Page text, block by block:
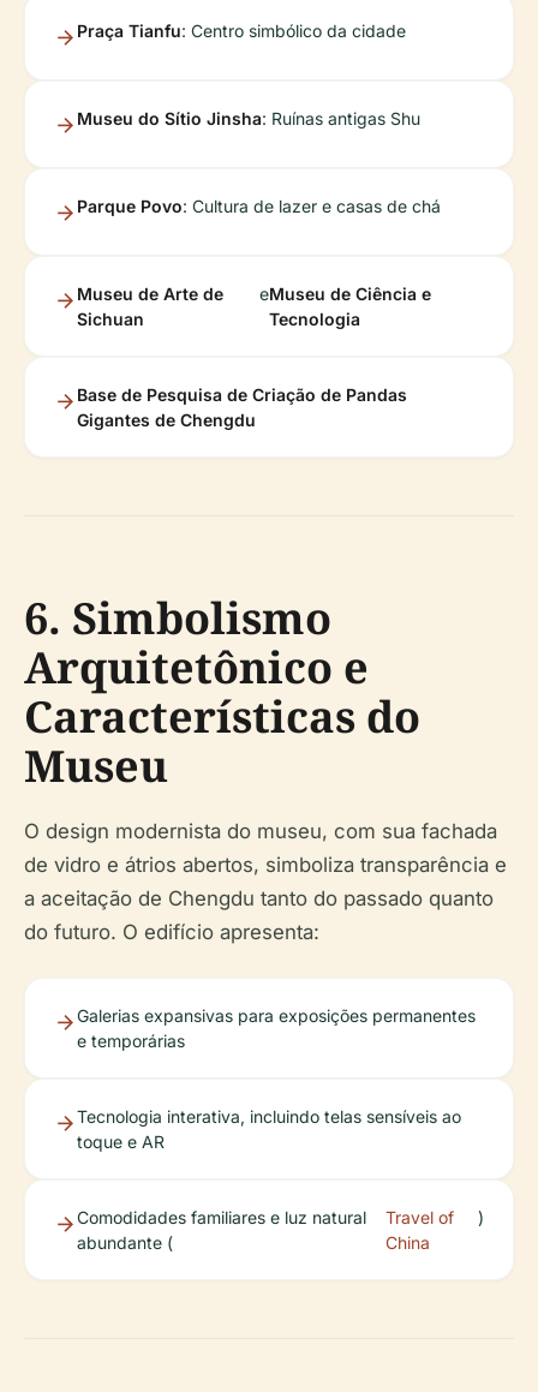
Praça Tianfu: Centro simbólico da cidade
Museu do Sítio Jinsha: Ruínas antigas Shu
Parque Povo: Cultura de lazer e casas de chá
Museu de Arte de
Sichuan
eMuseu de Ciência e
Tecnologia
Base de Pesquisa de Criação de Pandas
Gigantes de Chengdu
6. Simbolismo
Arquitetônico e
Características do
Museu
O design modernista do museu, com sua fachada
de vidro e átrios abertos, simboliza transparência e
a aceitação de Chengdu tanto do passado quanto
do futuro. O edifício apresenta:
Galerias expansivas para exposições permanentes
e temporárias
Tecnologia interativa, incluindo telas sensíveis ao
toque e AR
Comodidades familiares e luz natural
abundante (
Travel of
China
)